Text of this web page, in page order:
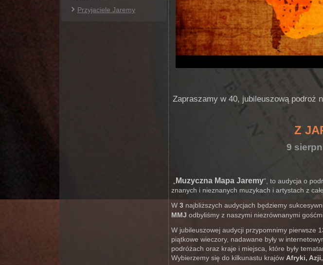
Przyjaciele Jaremy
Zapraszamy w 40, jubileuszową podroż
Z
9
Muzyczna Mapa Jaremy”, to audycja o
znanych i nieznanych muzykach i artystach z
W 3 najbliższych audycjach będziemy
MMJ odbyliśmy z naszymi niezrównanymi
W jubileuszowej audycji przypomnimy pierwsze
piątkowe wieczory, nadawane były w
podróżach oraz kraje i miejsca, które były
Wybierzemy się do kilkunastu krajów Afryki,